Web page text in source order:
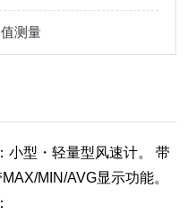
测量
：小型・轻量型风速计。 带
MIN/AVG显示功能。
：